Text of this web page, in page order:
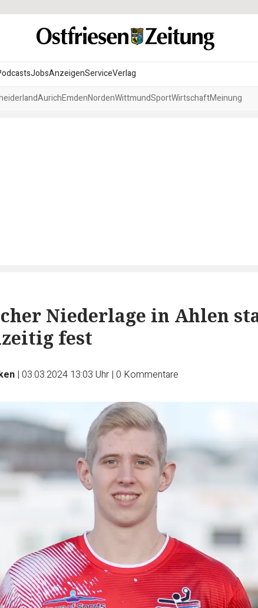
JobsAnzeigenServiceVerlag
AurichEmdenNordenWittmundSportWirtschaftMeinung
Niederlage in Ahlen
fest
| 03.03.2024 13:03 Uhr | 0 Kommentare